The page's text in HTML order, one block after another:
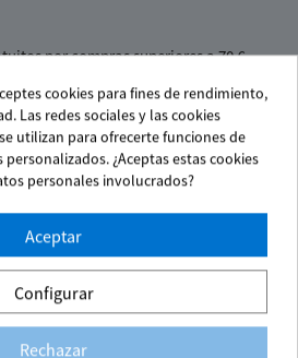
por compras superiores a 70 €
cookies para fines de rendimiento,
Las redes sociales y las cookies
utilizan para ofrecerte funciones de
¿Aceptas estas cookies
personales involucrados?
Aceptar
Configurar
Rechazar